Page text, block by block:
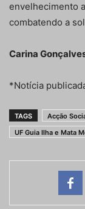
envelhecimento
combatendo a
Carina
*Notícia
TAGS Acção
UF Guia Ilha e Mata